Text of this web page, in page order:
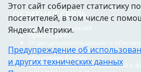
ОБРАТНАЯ СВЯЗЬ
Приемная комиссия
Пресс-служба
Обратная связь для обращений о
Минздраве России
Обратная связь для обращений о
Этот сайт собирает статистику
посетителей, в том числе с
Яндекс.Метрики.
Предупреждение об
и других технических данных